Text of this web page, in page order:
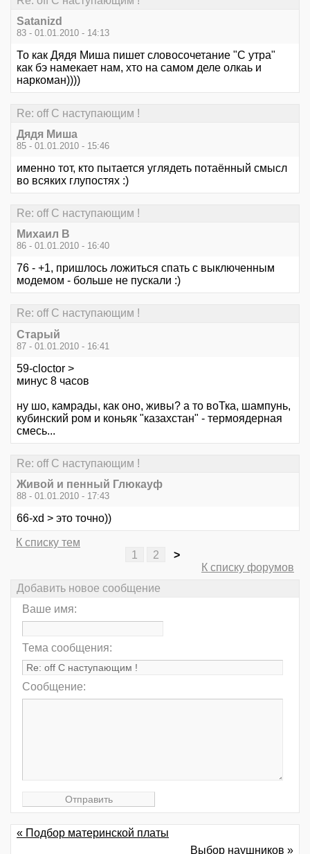
Satanizd
83 - 01.01.2010 - 14:13
То как Дядя Миша пишет словосочетание "С утра"
как бэ намекает нам, хто на самом деле олкаь и
наркоман))))
Re: off С наступающим !
Дядя Миша
85 - 01.01.2010 - 15:46
именно тот, кто пытается углядеть потаённый смысл
во всяких глупостях :)
Re: off С наступающим !
Михаил В
86 - 01.01.2010 - 16:40
76 - +1, пришлось ложиться спать с выключенным
модемом - больше не пускали :)
Re: off С наступающим !
Старый
87 - 01.01.2010 - 16:41
59-cloctor >
минус 8 часов
ну шо, камрады, как оно, живы? а то воТка, шампунь,
кубинский ром и коньяк "казахстан" - термоядерная
смесь...
Re: off С наступающим !
Живой и пенный Глюкауф
88 - 01.01.2010 - 17:43
66-xd > это точно))
К списку тем
1
2
>
К списку форумов
Добавить новое сообщение
Ваше имя:
Тема сообщения:
Сообщение:
« Подбор материнской платы
Выбор наушников »